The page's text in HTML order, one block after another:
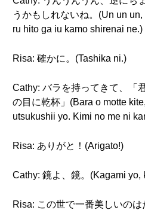
うかもしれないね。(Un un
ru hito ga iu kamo shirenai ne.)
Risa: 確かに。(Tashika ni.)
Cathy: バラを持ってきて、「
の目に乾杯」(Bara o motte
utsukushii yo. Kimi no me ni
Risa: ありがと！(Arigato!)
Cathy: 鏡よ、鏡。(Kagami yo,
Risa: この世で一番美しいの